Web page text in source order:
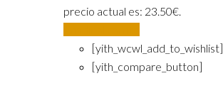
precio actual es: 23.50€.
[yith_wcwl_add_to_wishlist]
[yith_compare_button]